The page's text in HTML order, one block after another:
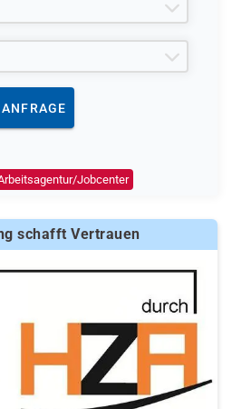
Jobcenter
schafft Vertrauen